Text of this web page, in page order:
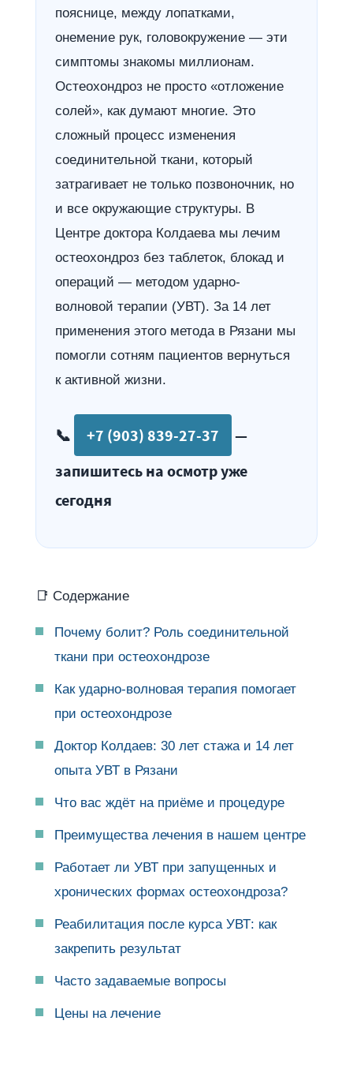
пояснице, между лопатками,
онемение рук, головокружение — эти
симптомы знакомы миллионам.
Остеохондроз не просто «отложение
солей», как думают многие. Это
сложный процесс изменения
соединительной ткани, который
затрагивает не только позвоночник, но
и все окружающие структуры. В
Центре доктора Колдаева мы лечим
остеохондроз без таблеток, блокад и
операций — методом ударно-
волновой терапии (УВТ). За 14 лет
применения этого метода в Рязани мы
помогли сотням пациентов вернуться
к активной жизни.
📞 +7 (903) 839-27-37
—
запишитесь на осмотр уже
сегодня
📑 Содержание
Почему болит? Роль соединительной
ткани при остеохондрозе
Как ударно-волновая терапия помогает
при остеохондрозе
Доктор Колдаев: 30 лет стажа и 14 лет
опыта УВТ в Рязани
Что вас ждёт на приёме и процедуре
Преимущества лечения в нашем центре
Работает ли УВТ при запущенных и
хронических формах остеохондроза?
Реабилитация после курса УВТ: как
закрепить результат
Часто задаваемые вопросы
Цены на лечение